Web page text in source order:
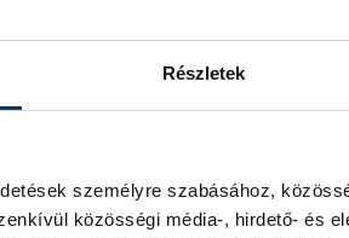
Részletek
személyre szabásához,
közösségi média-, hirdető- és